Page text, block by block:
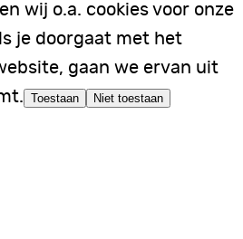
wij o.a. cookies voor onze
je doorgaat met het
gaan we ervan uit
Toestaan Niet toestaan